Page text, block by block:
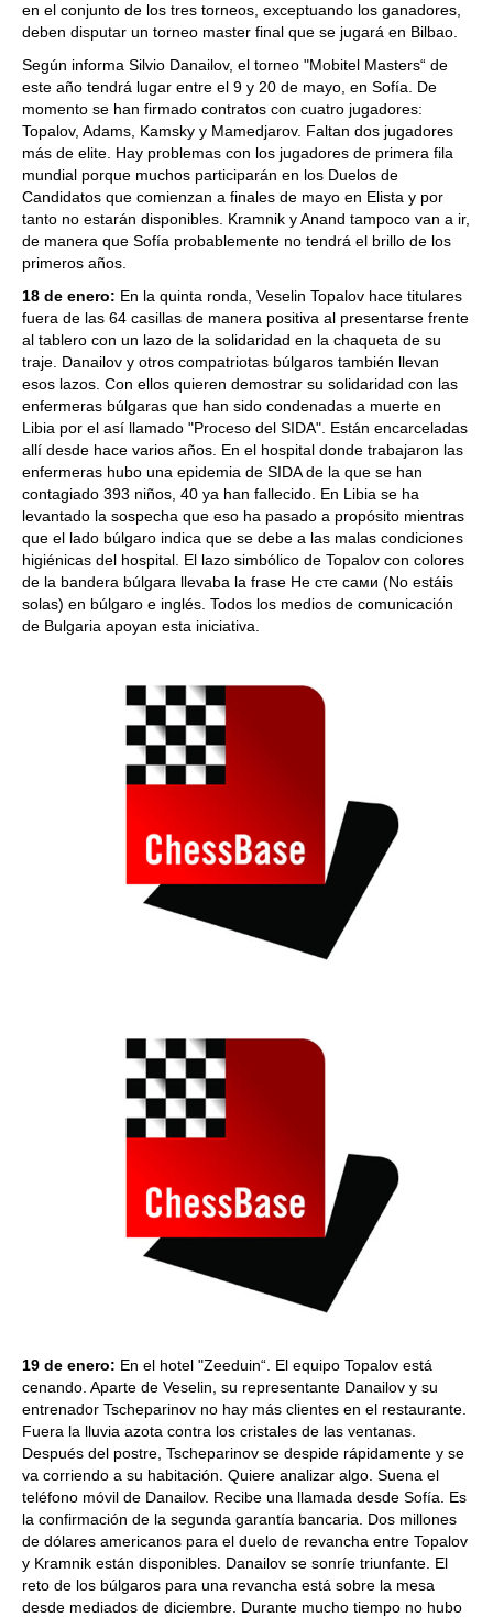
en el conjunto de los tres torneos, exceptuando los ganadores,
deben disputar un torneo master final que se jugará en Bilbao.
Según informa Silvio Danailov, el torneo "Mobitel Masters“ de
este año tendrá lugar entre el 9 y 20 de mayo, en Sofía. De
momento se han firmado contratos con cuatro jugadores:
Topalov, Adams, Kamsky y Mamedjarov. Faltan dos jugadores
más de elite. Hay problemas con los jugadores de primera fila
mundial porque muchos participarán en los Duelos de
Candidatos que comienzan a finales de mayo en Elista y por
tanto no estarán disponibles. Kramnik y Anand tampoco van a ir,
de manera que Sofía probablemente no tendrá el brillo de los
primeros años.
18 de enero: En la quinta ronda, Veselin Topalov hace titulares
fuera de las 64 casillas de manera positiva al presentarse frente
al tablero con un lazo de la solidaridad en la chaqueta de su
traje. Danailov y otros compatriotas búlgaros también llevan
esos lazos. Con ellos quieren demostrar su solidaridad con las
enfermeras búlgaras que han sido condenadas a muerte en
Libia por el así llamado "Proceso del SIDA". Están encarceladas
allí desde hace varios años. En el hospital donde trabajaron las
enfermeras hubo una epidemia de SIDA de la que se han
contagiado 393 niños, 40 ya han fallecido. En Libia se ha
levantado la sospecha que eso ha pasado a propósito mientras
que el lado búlgaro indica que se debe a las malas condiciones
higiénicas del hospital. El lazo simbólico de Topalov con colores
de la bandera búlgara llevaba la frase Не сте сами (No estáis
solas) en búlgaro e inglés. Todos los medios de comunicación
de Bulgaria apoyan esta iniciativa.
19 de enero: En el hotel "Zeeduin“. El equipo Topalov está
cenando. Aparte de Veselin, su representante Danailov y su
entrenador Tscheparinov no hay más clientes en el restaurante.
Fuera la lluvia azota contra los cristales de las ventanas.
Después del postre, Tscheparinov se despide rápidamente y se
va corriendo a su habitación. Quiere analizar algo. Suena el
teléfono móvil de Danailov. Recibe una llamada desde Sofía. Es
la confirmación de la segunda garantía bancaria. Dos millones
de dólares americanos para el duelo de revancha entre Topalov
y Kramnik están disponibles. Danailov se sonríe triunfante. El
reto de los búlgaros para una revancha está sobre la mesa
desde mediados de diciembre. Durante mucho tiempo no hubo